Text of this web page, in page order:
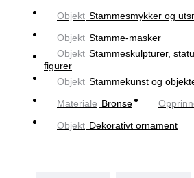
Objekt Stammesmykker og
Objekt Stamme-masker
Objekt Stammeskulpturer,
figurer
Objekt Stammekunst og
Materiale Bronse
Objekt Dekorativt ornament